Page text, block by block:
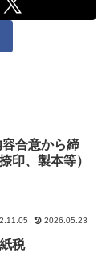
合意から締
印、製本等）
2026.05.23
税